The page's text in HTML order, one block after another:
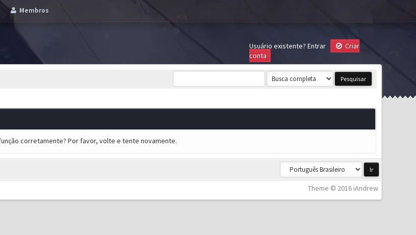
Membros
Usuário existente? Entrar
Criar
conta
corretamente? Por favor, volte e tente novamente.
Theme © 2016 iAndrew